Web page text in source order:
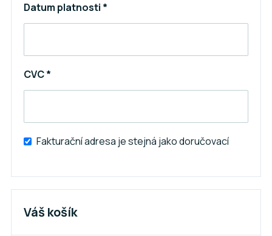
Datum platnosti *
CVC *
Fakturační adresa je stejná jako doručovací
Váš košík